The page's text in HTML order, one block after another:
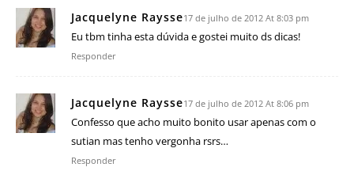
Jacquelyne Raysse17 de julho de 2012 At 8:03 pm
Eu tbm tinha esta dúvida e gostei muito ds dicas!
Responder
Jacquelyne Raysse17 de julho de 2012 At 8:06 pm
Confesso que acho muito bonito usar apenas com o
sutian mas tenho vergonha rsrs…
Responder